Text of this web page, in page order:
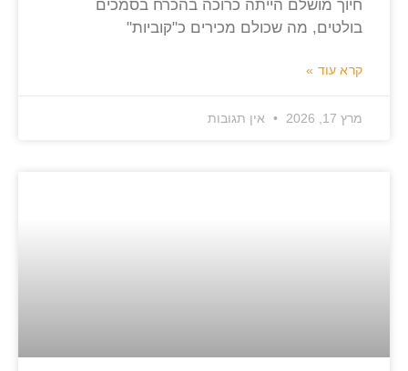
חיוך מושלם הייתה כרוכה בהכרח בסמכים
בולטים, מה שכולם מכירים כ"קוביות"
קרא עוד »
מרץ 17, 2026 אין תגובות